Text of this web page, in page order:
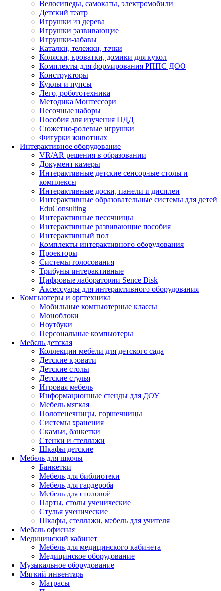
Велосипеды, самокаты, электромобили
Детский театр
Игрушки из дерева
Игрушки развивающие
Игрушки-забавы
Каталки, тележки, тачки
Коляски, кроватки, домики для кукол
Комплекты для формирования РППС ДОО
Конструкторы
Куклы и пупсы
Лего, робототехника
Методика Монтессори
Песочные наборы
Пособия для изучения ПДД
Сюжетно-ролевые игрушки
Фигурки животных
Интерактивное оборудование
VR/AR решения в образовании
Документ камеры
Интерактивные детские сенсорные столы и
комплексы
Интерактивные доски, панели и дисплеи
Интерактивные образовательные системы для детей
EduConsulting
Интерактивные песочницы
Интерактивные развивающие пособия
Интерактивный пол
Комплекты интерактивного оборудования
Проекторы
Системы голосования
Трибуны интерактивные
Цифровые лаборатории Sence Disk
Аксессуары для интерактивного оборудования
Компьютеры и оргтехника
Мобильные компьютерные классы
Моноблоки
Ноутбуки
Персональные компьютеры
Мебель детская
Коллекции мебели для детского сада
Детские кровати
Детские столы
Детские стулья
Игровая мебель
Информационные стенды для ДОУ
Мебель мягкая
Полотенечницы, горшечницы
Системы хранения
Скамьи, банкетки
Стенки и стеллажи
Шкафы детские
Мебель для школы
Банкетки
Мебель для библиотеки
Мебель для гардероба
Мебель для столовой
Парты, столы ученические
Стулья ученические
Шкафы, стеллажи, мебель для учителя
Мебель офисная
Медицинский кабинет
Мебель для медицинского кабинета
Медицинское оборудование
Музыкальное оборудование
Мягкий инвентарь
Матрасы